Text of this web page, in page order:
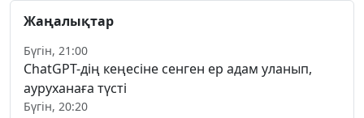
Жаңалықтар
Бүгін, 21:00
ChatGPT-дің кеңесіне сенген ер адам уланып,
ауруханаға түсті
Бүгін, 20:20